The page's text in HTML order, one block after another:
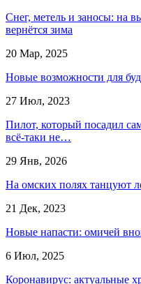
Снег, метель и заносы: на
вернётся зима
20 Мар, 2025
Новые возможности для
27 Июл, 2023
Пилот, который посадил
всё-таки не…
29 Янв, 2026
На омских полях танцуют
21 Дек, 2023
Новые напасти: омичей
6 Июл, 2025
Коронавирус: актуальные